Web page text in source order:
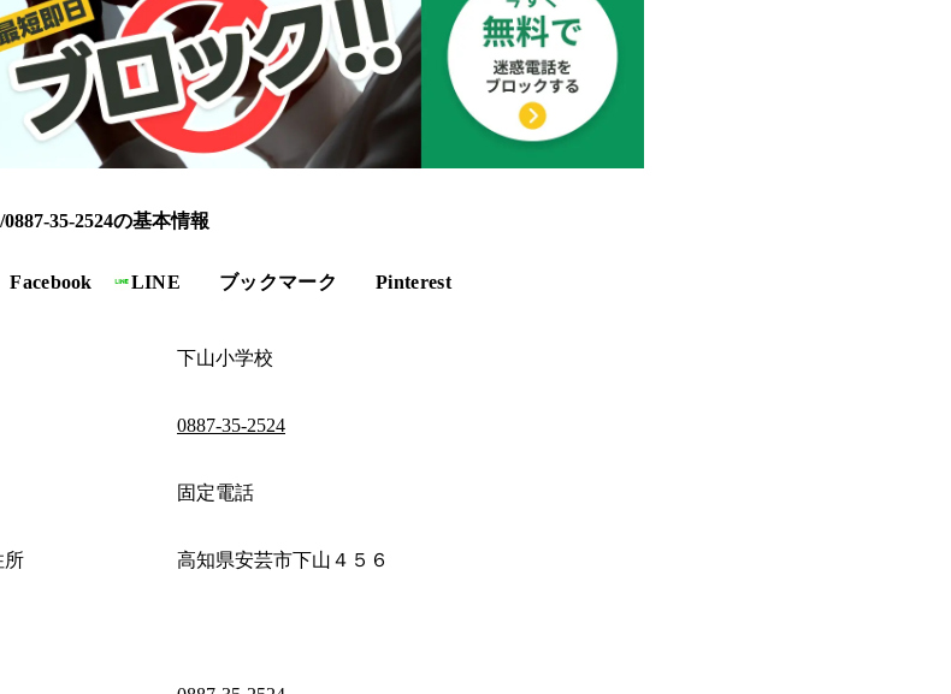
0887-35-2524の基本情報
Facebook LINE ブックマーク Pinterest
下山小学校
0887-35-2524
固定電話
所 高知県安芸市下山４５６